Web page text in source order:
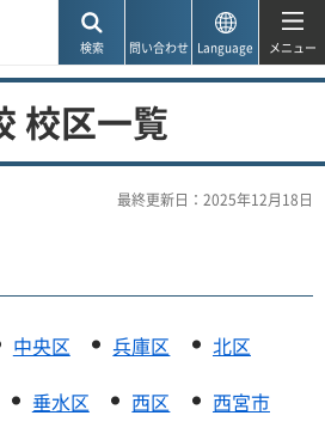
検索 問い合わせ Language メニュー
校区一覧
最終更新日：2025年12月18日
中央区 兵庫区
北区
垂水区 西区
西宮市